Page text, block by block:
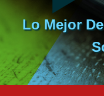
Lo Mejor